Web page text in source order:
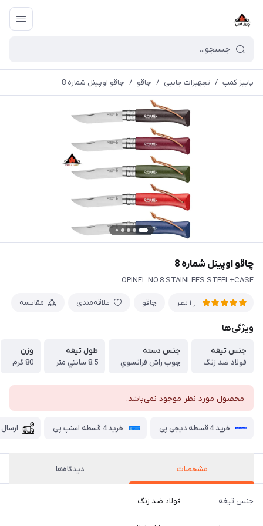
پاییز کمپ / تجهیزات جانبی / چاقو / چاقو اوپينل شماره 8
چاقو اوپينل شماره 8
OPINEL NO.8 STAINLEES STEEL+CASE
از 1 نظر چاقو علاقه‌مندی مقایسه
ویژگی‌ها
جنس تيغه
فولاد ضد زنگ
جنس دسته
چوب راش فرانسوي
طول تيغه
8.5 سانتي متر
وزن
80 گرم
محصول مورد نظر موجود نمی‌باشد.
خرید 4 قسطه دیجی پی خرید 4 قسطه اسنپ پی
مشخصات دیدگاه‌ها
جنس تيغه فولاد ضد زنگ